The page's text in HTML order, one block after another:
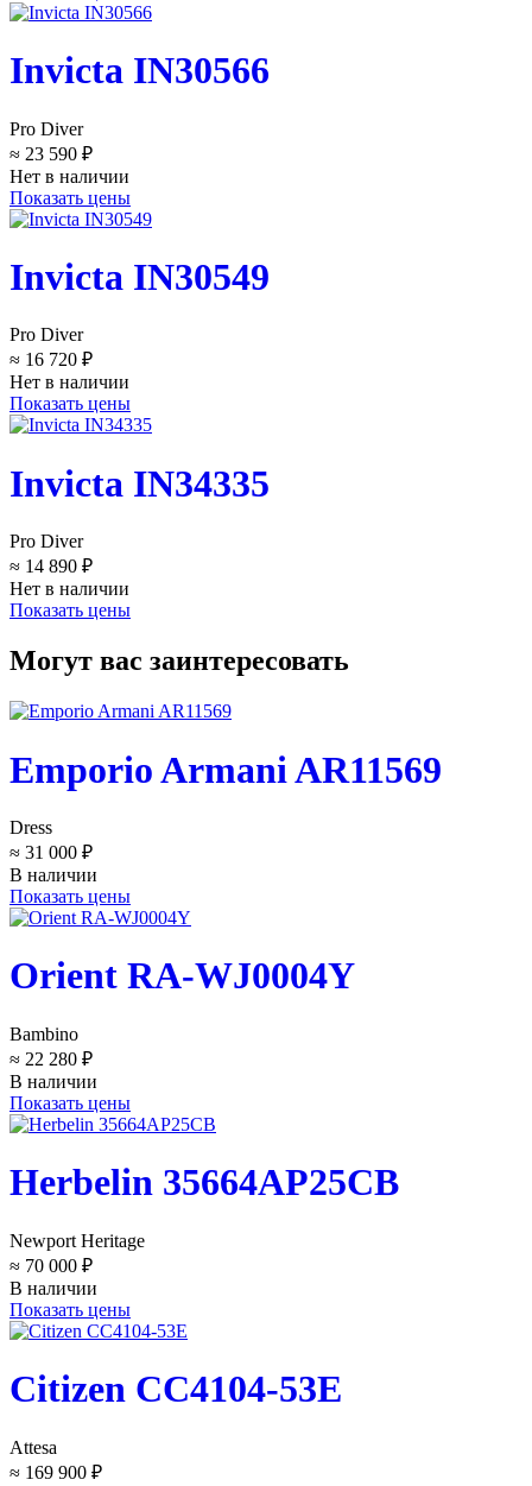
Invicta IN30566
Pro Diver
≈ 23 590 ₽
Нет в наличии
Показать цены
Invicta IN30549
Pro Diver
≈ 16 720 ₽
Нет в наличии
Показать цены
Invicta IN34335
Pro Diver
≈ 14 890 ₽
Нет в наличии
Показать цены
Могут вас заинтересовать
Emporio Armani AR11569
Dress
≈ 31 000 ₽
В наличии
Показать цены
Orient RA-WJ0004Y
Bambino
≈ 22 280 ₽
В наличии
Показать цены
Herbelin 35664AP25CB
Newport Heritage
≈ 70 000 ₽
В наличии
Показать цены
Citizen CC4104-53E
Attesa
≈ 169 900 ₽